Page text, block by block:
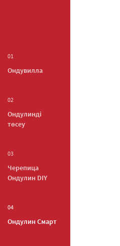
01
Ондувилла
02
Ондулинді
төсеу
03
Черепица
Ондулин DIY
04
Ондулин Смарт